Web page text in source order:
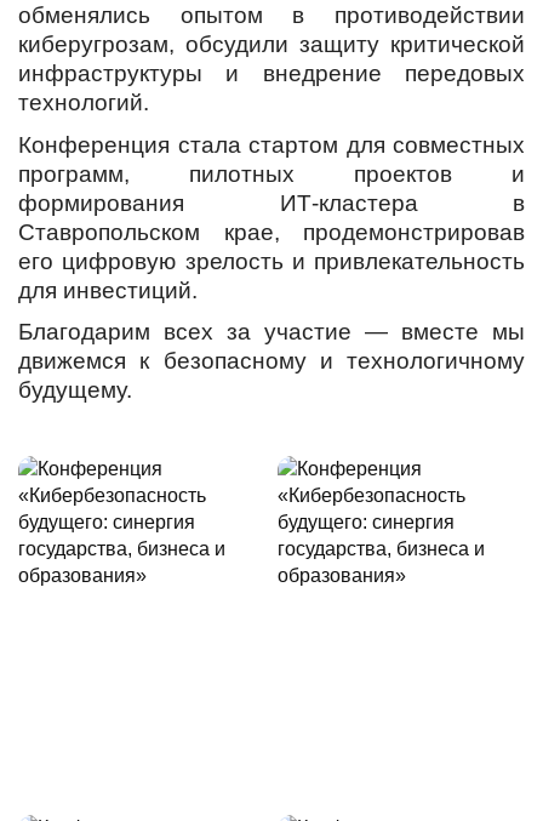
обменялись опытом в противодействии
киберугрозам, обсудили защиту критической
инфраструктуры и внедрение передовых
технологий.
Конференция стала стартом для совместных
программ, пилотных проектов и
формирования ИТ-кластера в
Ставропольском крае, продемонстрировав
его цифровую зрелость и привлекательность
для инвестиций.
Благодарим всех за участие — вместе мы
движемся к безопасному и технологичному
будущему.